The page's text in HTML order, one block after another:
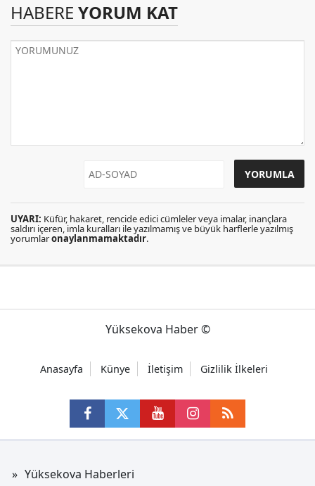
HABERE YORUM KAT
UYARI: Küfür, hakaret, rencide edici cümleler veya imalar, inançlara
saldırı içeren, imla kuralları ile yazılmamış ve büyük harflerle yazılmış
yorumlaronaylanmamaktadır.
Yüksekova Haber ©
Anasayfa Künye İletişim Gizlilik İlkeleri
Yüksekova Haberleri